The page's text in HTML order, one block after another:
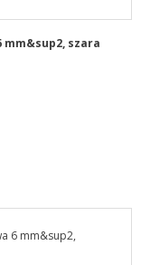
mm&sup2, szara